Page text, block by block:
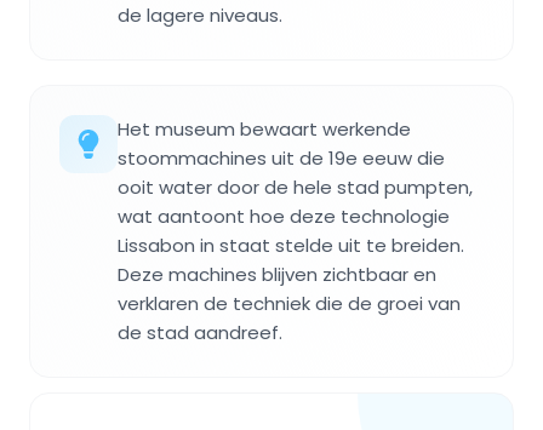
de lagere niveaus.
Het museum bewaart werkende
stoommachines uit de 19e eeuw die
ooit water door de hele stad pumpten,
wat aantoont hoe deze technologie
Lissabon in staat stelde uit te breiden.
Deze machines blijven zichtbaar en
verklaren de techniek die de groei van
de stad aandreef.